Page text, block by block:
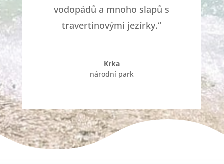
vodopádů a mnoho slapů s
travertinovými jezírky.“
Krka
národní park